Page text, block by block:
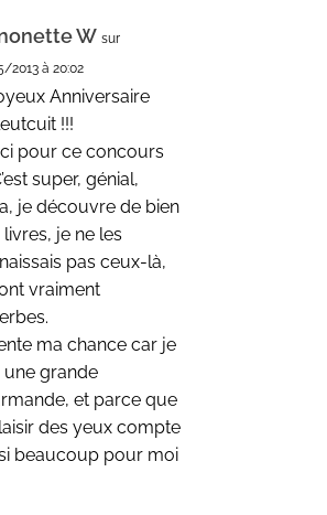
W sur
2013 à 20:02
Anniversaire
!!!
pour ce concours
super, génial,
je découvre de bien
livres, je ne les
pas ceux-là,
vraiment
ma chance car je
une grande
et parce que
des yeux compte
beaucoup pour moi